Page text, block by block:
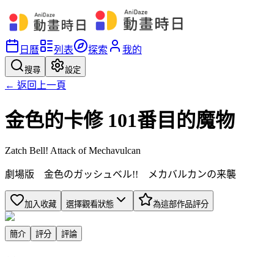
日曆 列表 探索 我的
搜尋 設定
← 返回上一頁
金色的卡修 101番目的魔物
Zatch Bell! Attack of Mechavulcan
劇場版 金色のガッシュベル!! メカバルカンの来襲
加入收藏 選擇觀看狀態 為這部作品評分
簡介 評分 評論